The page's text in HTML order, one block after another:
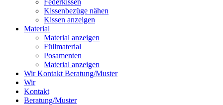
Federkissen
Kissenbezüge nähen
Kissen anzeigen
Material
Material anzeigen
Füllmaterial
Posamenten
Material anzeigen
WirKontakt Beratung/Muster
Wir
Kontakt
Beratung/Muster